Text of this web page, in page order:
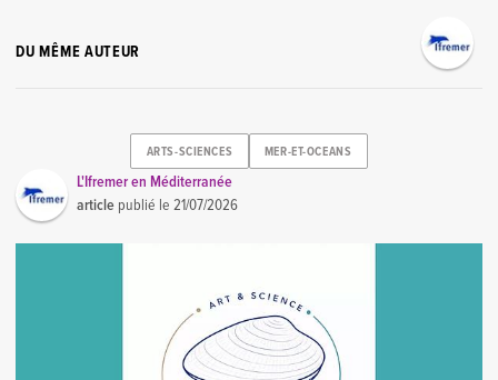
DU MÊME AUTEUR
ARTS-SCIENCES MER-ET-OCEANS
L'Ifremer en Méditerranée
article publié le21/07/2026